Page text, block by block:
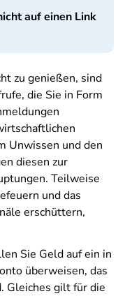
auf einen Link
zu genießen, sind
die Sie in Form
Unwissen und den
diesen zur
Teilweise
und das
erschüttern,
Sie Geld auf ein in
überweisen, das
Gleiches gilt für die